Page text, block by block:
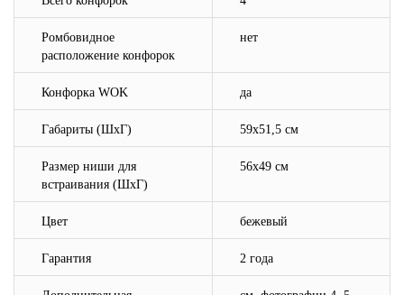
Ромбовидное
расположение конфорок
нет
Конфорка WOK да
Габариты (ШхГ) 59х51,5 см
Размер ниши для
встраивания (ШхГ)
56х49 см
Цвет бежевый
Гарантия 2 года